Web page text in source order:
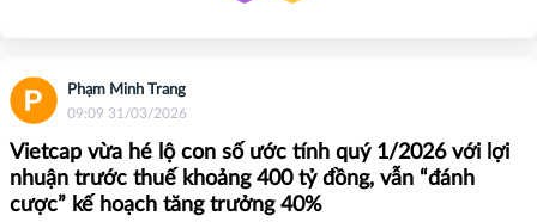
Phạm Minh Trang
09:09 31/03/2026
Vietcap vừa hé lộ con số ước tính quý 1/2026 với lợi
nhuận trước thuế khoảng 400 tỷ đồng, vẫn “đánh
cược” kế hoạch tăng trưởng 40%